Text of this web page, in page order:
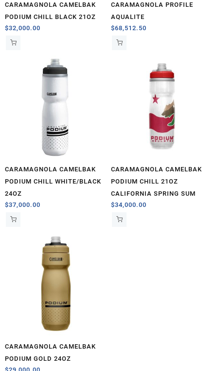
CARAMAGNOLA CAMELBAK
PODIUM CHILL BLACK 21OZ
$32,000.00
CARAMAGNOLA PROFILE
AQUALITE
$68,512.50
CARAMAGNOLA CAMELBAK
PODIUM CHILL WHITE/BLACK
24OZ
$37,000.00
CARAMAGNOLA CAMELBAK
PODIUM CHILL 21OZ
CALIFORNIA SPRING SUM
$34,000.00
CARAMAGNOLA CAMELBAK
PODIUM GOLD 24OZ